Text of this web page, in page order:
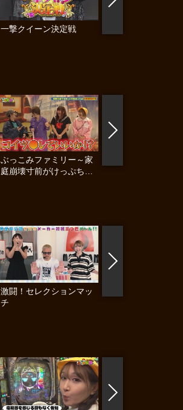
一撃クイーン決定戦
ぶっこみファミリー～家
庭崩壊寸前がけっぷちSP
激闘！セレクションマッ
チ